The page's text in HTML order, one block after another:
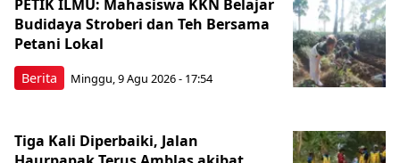
Berita
PETIK ILMU: Mahasiswa KKN Belajar
Budidaya Stroberi dan Teh Bersama
Petani Lokal
Minggu, 9 Agu 2026 - 17:54
Tiga Kali Diperbaiki, Jalan